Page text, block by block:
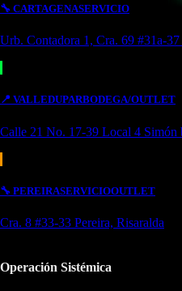
🔧 CARTAGENASERVICIO
Urb. Contadora 1, Cra. 69 #31a-
📍 VALLEDUPARBODEGA/OUTLET
Calle 21 No. 17-39 Local 4 Simón
🔧 PEREIRASERVICIOOUTLET
Cra. 8 #33-33 Pereira, Risaralda
Operación Sistémica